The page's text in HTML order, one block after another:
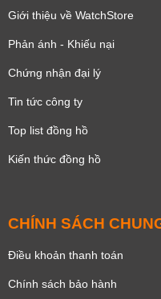
Vỏ màu vàng
Giới thiệu về WatchStore
Phản ánh - Khiếu nại
Chứng nhận đại lý
Tin tức công ty
Top list đồng hồ
Kiến thức đồng hồ
CHÍNH SÁCH
Điều khoản thanh toán
Chính sách bảo hành